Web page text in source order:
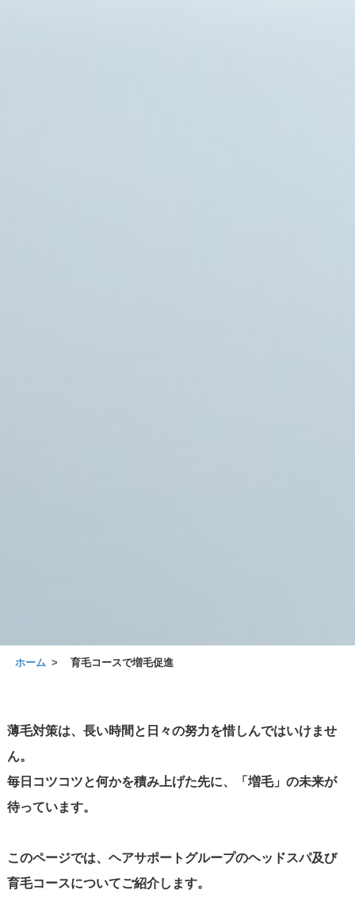
ホーム 育毛コースで増毛促進
薄毛対策は、長い時間と日々の努力を惜しんではいけませ
ん。
毎日コツコツと何かを積み上げた先に、「増毛」の未来が
待っています。
このページでは、ヘアサポートグループのヘッドスパ及び
育毛コースについてご紹介します。